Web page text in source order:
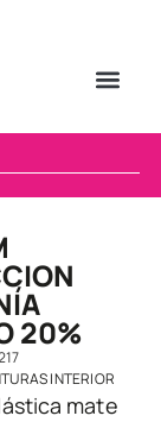
20%
INTERIOR
mate